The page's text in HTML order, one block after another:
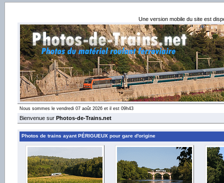
Une version mobile du site est
Nous sommes le vendredi 07 août 2026 et il est 09h43
Bienvenue sur Photos-de-Trains.net
Photos de trains ayant PÉRIGUEUX pour gare d'origine